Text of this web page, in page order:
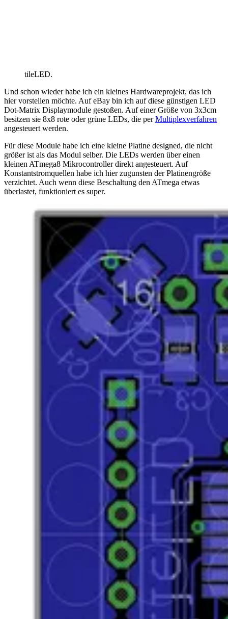
tileLED.
Und schon wieder habe ich ein kleines Hardwareprojekt, das ich
hier vorstellen möchte. Auf eBay bin ich auf diese günstigen LED
Dot-Matrix Displaymodule gestoßen. Auf einer Größe von 3x3cm
besitzen sie 8x8 rote oder grüne LEDs, die perMultiplexverfahren
angesteuert werden.
Für diese Module habe ich eine kleine Platine designed, die nicht
größer ist als das Modul selber. Die LEDs werden über einen
kleinen ATmega8 Mikrocontroller direkt angesteuert. Auf
Konstantstromquellen habe ich hier zugunsten der Platinengröße
verzichtet. Auch wenn diese Beschaltung den ATmega etwas
überlastet, funktioniert es super.